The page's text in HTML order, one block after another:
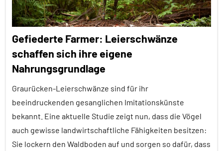
Gefiederte Farmer: Leierschwänze
schaffen sich ihre eigene
Nahrungsgrundlage
Graurücken-Leierschwänze sind für ihr
beeindruckenden gesanglichen Imitationskünste
bekannt. Eine aktuelle Studie zeigt nun, dass die Vögel
auch gewisse landwirtschaftliche Fähigkeiten besitzen:
Sie lockern den Waldboden auf und sorgen so dafür, dass